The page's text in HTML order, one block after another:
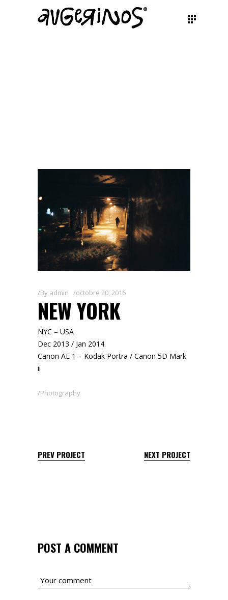
By admin octobre 20, 2016
NEW YORK
NYC – USA
Dec 2013 / Jan 2014.
Canon AE 1 – Kodak Portra / Canon 5D Mark
ii
Photography
PREV PROJECT NEXT PROJECT
POST A COMMENT